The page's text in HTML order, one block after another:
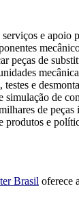
e apoio
peças de
testes e
simulação de
de
produtos e
Brasil oferece